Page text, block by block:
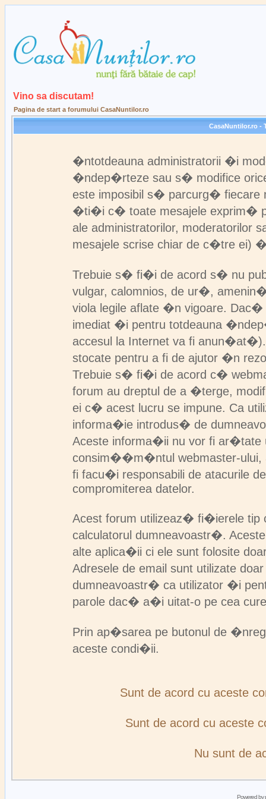
Vino sa discutam!
Pagina de start a forumului CasaNuntilor.ro
CasaNuntilor.ro -
�ntotdeauna administratorii �i
�ndep�rteze sau s� modifice
este imposibil s� parcurg�
�ti�i c� toate mesajele exprim�
ale administratorilor,
mesajele scrise chiar de c�tre ei)
Trebuie s� fi�i de acord s� nu
vulgar, calomnios, de ur�,
viola legile aflate �n vigoare.
imediat �i pentru totdeauna
accesul la Internet va fi
stocate pentru a fi de ajutor �n
Trebuie s� fi�i de acord c�
forum au dreptul de a �terge,
ei c� acest lucru se impune. Ca
informa�ie introdus� de
Aceste informa�ii nu vor fi
consim��m�ntul webmaster-ului,
fi facu�i responsabili de atacurile
compromiterea datelor.
Acest forum utilizeaz� fi�ierele tip
calculatorul dumneavoastr�.
alte aplica�ii ci ele sunt folosite
Adresele de email sunt utilizate
dumneavoastr� ca utilizator �i
parole dac� a�i uitat-o pe cea
Prin ap�sarea pe butonul de
aceste condi�ii.
Sunt de acord cu aceste
Sunt de acord cu
Nu sunt de
Powered by